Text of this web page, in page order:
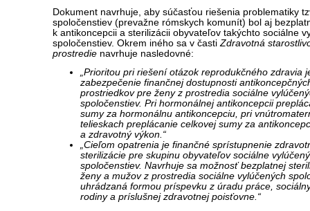
Dokument navrhuje, aby súčasťou riešenia problematiky
spoločenstiev (prevažne rómskych komunít) bol aj
k antikoncepcii a sterilizácii obyvateľov takýchto sociálne
spoločenstiev. Okrem iného sa v častiZdravotná
prostredie navrhuje nasledovné:
„Prioritou pri riešení otázok reprodukčného zdravia
zabezpečenie finančnej dostupnosti
prostriedkov pre ženy z prostredia sociálne
spoločenstiev. Pri hormonálnej antikoncepcii
sumy za hormonálnu antikoncepciu, pri
telieskach preplácanie celkovej sumy za
a zdravotný výkon.“
„Cieľom opatrenia je finančné sprístupnenie
sterilizácie pre skupinu obyvateľov sociálne
spoločenstiev. Navrhuje sa možnosť bezplatnej
ženy a mužov z prostredia sociálne vylúčených
uhrádzaná formou príspevku z úradu práce,
rodiny a príslušnej zdravotnej poisťovne.“